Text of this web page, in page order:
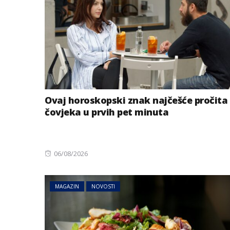
Ovaj horoskopski znak najčešće pročita
čovjeka u prvih pet minuta
Posted
06/08/2026
MAGAZIN NOVOSTI
Energetski